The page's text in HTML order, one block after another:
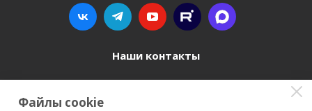
Наши контакты
8 800 77-00-962
Файлы cookie